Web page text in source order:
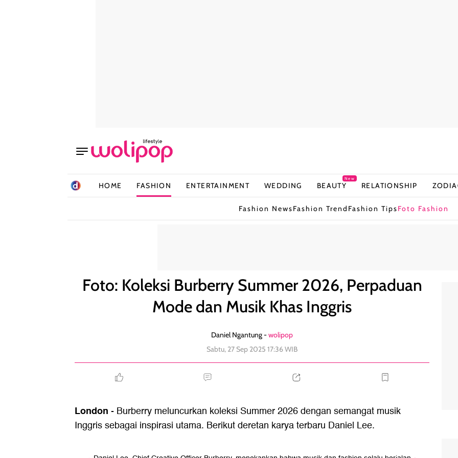
HOME FASHION ENTERTAINMENT WEDDING BEAUTY
New
RELATIONSHIP
Fashion NewsFashion Trend Fashion TipsFoto Fashion
Foto: Koleksi Burberry Summer 2026, Perpaduan
Mode dan Musik Khas Inggris
Daniel Ngantung -wolipop
Sabtu, 27 Sep 2025 17:36 WIB
London - Burberry meluncurkan koleksi Summer 2026 dengan semangat musik
Inggris sebagai inspirasi utama. Berikut deretan karya terbaru Daniel Lee.